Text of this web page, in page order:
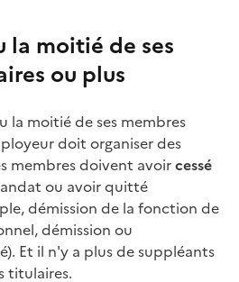
la moitié de ses
ou plus
la moitié de ses membres
doit organiser des
membres doivent avoircessé
ou avoir quitté
démission de la fonction de
démission ou
Et il n'y a plus de suppléants
titulaires.